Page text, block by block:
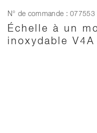
N° de commande : 077553
Échelle à un
inoxydable